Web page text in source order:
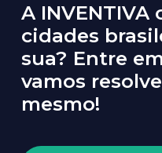
A INVENTIVA
cidades
sua? Entre em
vamos
mesmo!